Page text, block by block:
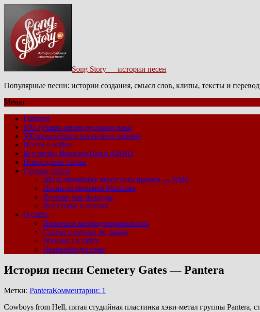
Song Story — истории песен
Популярные песни: истории создания, смысл слов, клипы, тексты и
Меню
Главная
100 лучших песен русского рока
500 величайших песен всех времен
Песни о войне
Все песни Виктора Цоя и КИНО
Новогодние песни
Списки песен
500 величайших песен всех времен — NME
Песни из фильмов Рязанова
Лучшие рок-баллады
Все статьи о песнях
О сайте
Политика конфиденциальности
Статьи о песнях по заказу
Реклама на сайте
Правообладателям
История песни Cemetery Gates — Pantera
Метки: PanteraКомментарии: 1
Cowboys from Hell, пятая студийная пластинка хэви-метал группы Pantera,